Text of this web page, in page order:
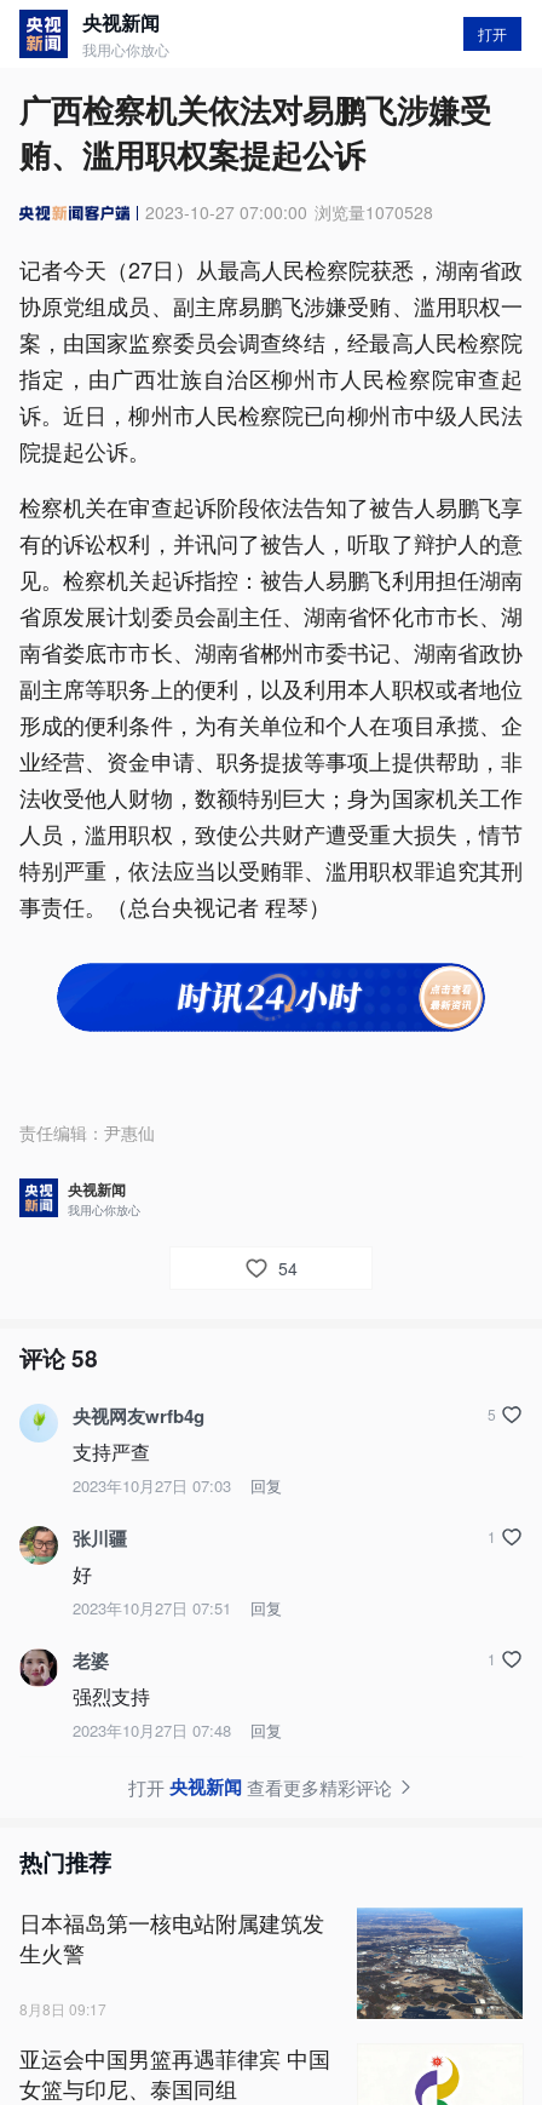
央视新闻
我用心你放心
打开
广西检察机关依法对易鹏飞涉嫌受
贿、滥用职权案提起公诉
2023-10-27 07:00:00 浏览量1070528
记者今天（27日）从最高人民检察院获悉，湖南省政
协原党组成员、副主席易鹏飞涉嫌受贿、滥用职权一
案，由国家监察委员会调查终结，经最高人民检察院
指定，由广西壮族自治区柳州市人民检察院审查起
诉。近日，柳州市人民检察院已向柳州市中级人民法
院提起公诉。
检察机关在审查起诉阶段依法告知了被告人易鹏飞享
有的诉讼权利，并讯问了被告人，听取了辩护人的意
见。检察机关起诉指控：被告人易鹏飞利用担任湖南
省原发展计划委员会副主任、湖南省怀化市市长、湖
南省娄底市市长、湖南省郴州市委书记、湖南省政协
副主席等职务上的便利，以及利用本人职权或者地位
形成的便利条件，为有关单位和个人在项目承揽、企
业经营、资金申请、职务提拔等事项上提供帮助，非
法收受他人财物，数额特别巨大；身为国家机关工作
人员，滥用职权，致使公共财产遭受重大损失，情节
特别严重，依法应当以受贿罪、滥用职权罪追究其刑
事责任。（总台央视记者 程琴）
责任编辑： 尹惠仙
央视新闻
我用心你放心
54
评论58
央视网友wrfb4g
支持严查
2023年10月27日 07:03 回复
5
张川疆
好
2023年10月27日 07:51 回复
1
老婆
强烈支持
2023年10月27日 07:48 回复
1
打开央视新闻查看更多精彩评论
热门推荐
日本福岛第一核电站附属建筑发
生火警
8月8日 09:17
亚运会中国男篮再遇菲律宾 中国
女篮与印尼、泰国同组